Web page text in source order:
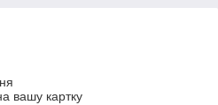
вашу картку